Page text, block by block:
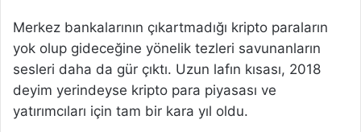
Merkez bankalarının çıkartmadığı kripto paraların
yok olup gideceğine yönelik tezleri savunanların
sesleri daha da gür çıktı. Uzun lafın kısası, 2018
deyim yerindeyse kripto para piyasası ve
yatırımcıları için tam bir kara yıl oldu.